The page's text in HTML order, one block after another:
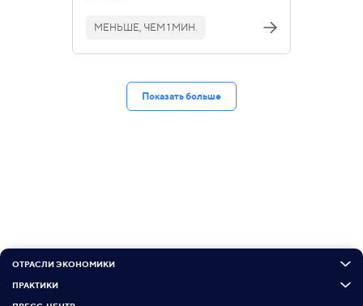
МЕНЬШЕ, ЧЕМ 1 МИН.
Показать больше
ОТРАСЛИ ЭКОНОМИКИ
ПРАКТИКИ